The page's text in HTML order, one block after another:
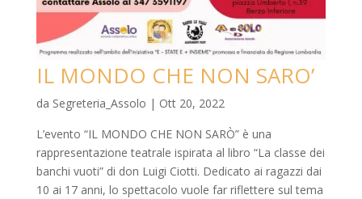
IL MONDO CHE NON SARO’
da Segreteria_Assolo | Ott 20, 2022
L’evento “IL MONDO CHE NON SARÒ” è una
rappresentazione teatrale ispirata al libro “La classe dei
banchi vuoti” di don Luigi Ciotti. Dedicato ai ragazzi dai
10 ai 17 anni, lo spettacolo vuole far riflettere sul tema